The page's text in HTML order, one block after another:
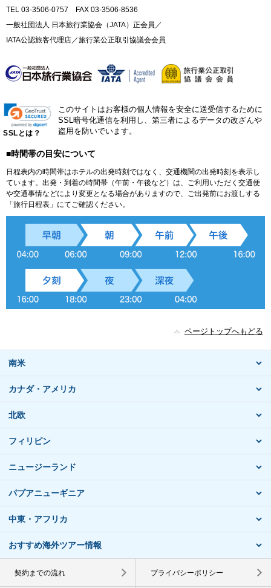
TEL 03-3506-0757 FAX 03-3506-8536
一般社団法人 日本旅行業協会（JATA）正会員／
IATA公認旅客代理店／旅行業公正取引協議会会員
SSLとは？
このサイトはお客様の個人情報を安全に送受信するために
SSL暗号化通信を利用し、第三者によるデータの改ざんや
盗用を防いでいます。
■時間帯の目安について
日程表内の時間帯はホテルの出発時刻ではなく、交通機関の出発時刻を表示し
ています。出発・到着の時間帯（午前・午後など）は、ご利用いただく交通便
や交通事情などにより変更となる場合がありますので、ご出発前にお渡しする
「旅行日程表」にてご確認ください。
ページトップへもどる
南米
カナダ・アメリカ
北欧
フィリピン
ニュージーランド
パプアニューギニア
中東・アフリカ
おすすめ海外ツアー情報
契約までの流れ プライバシーポリシー